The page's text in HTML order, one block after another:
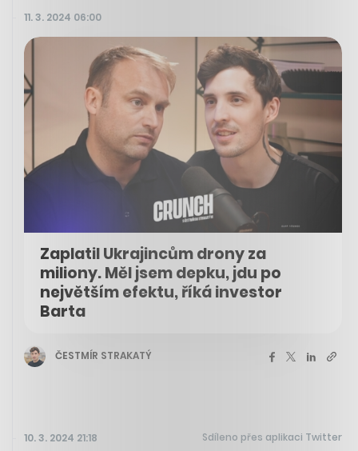
11. 3. 2024 06:00
Zaplatil Ukrajincům drony za
miliony. Měl jsem depku, jdu po
největším efektu, říká investor
Barta
ČESTMÍR STRAKATÝ
10. 3. 2024 21:18 Sdíleno přes aplikaci Twitter